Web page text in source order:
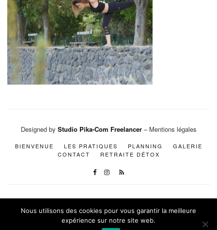
Designed by Studio Pika-Com Freelancer– Mentions légales
BIENVENUE LES PRATIQUES PLANNING
GALERIE
CONTACT
RETRAITE DÉTOX
Nous utilisons des cookies pour vous garantir la meilleure
expérience sur notre site web.